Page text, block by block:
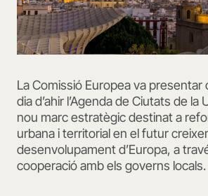
La Comissió Europea va presentar
dia d’ahir l’Agenda de Ciutats de la
nou marc estratègic destinat a
urbana i territorial en el futur
desenvolupament d’Europa, a
cooperació amb els governs locals.